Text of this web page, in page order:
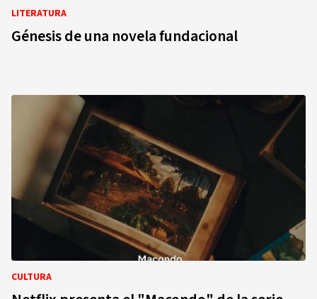
LITERATURA
Génesis de una novela fundacional
CULTURA